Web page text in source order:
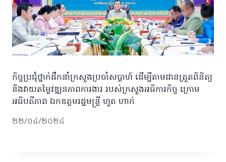
កិច្ចប្រជុំថ្នាក់ដឹកនាំក្រសួងប្រចាំសប្តាហ៍ ដើម្បីតាមដានត្រួតពិនិត្យ
និងវាយតម្លៃវឌ្ឍនភាពការងារ របស់ក្រសួងអធិការកិច្ច ក្រោម
អធិបតីភាព ឯកឧត្តមរដ្ឋមន្រ្តី ហួត ហាក់
២២/០៤/២០២៤